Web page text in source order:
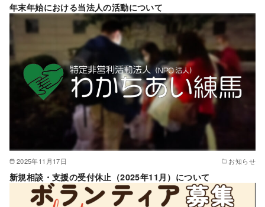
年末年始における当法人の活動について
2025年11月17日 お知らせ
新規相談・支援の受付休止（2025年11月）について